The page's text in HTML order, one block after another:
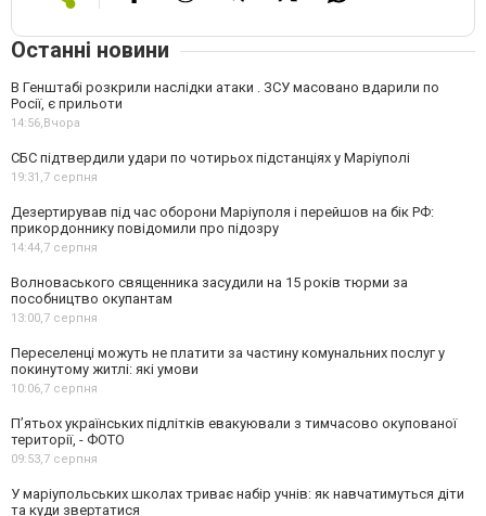
Останні новини
В Генштабі розкрили наслідки атаки . ЗСУ масовано вдарили по
Росії, є прильоти
14:56,Вчора
СБС підтвердили удари по чотирьох підстанціях у Маріуполі
19:31,7 серпня
Дезертирував під час оборони Маріуполя і перейшов на бік РФ:
прикордоннику повідомили про підозру
14:44,7 серпня
Волноваського священника засудили на 15 років тюрми за
пособництво окупантам
13:00,7 серпня
Переселенці можуть не платити за частину комунальних послуг у
покинутому житлі: які умови
10:06,7 серпня
П’ятьох українських підлітків евакуювали з тимчасово окупованої
території, - ФОТО
09:53,7 серпня
У маріупольських школах триває набір учнів: як навчатимуться діти
та куди звертатися